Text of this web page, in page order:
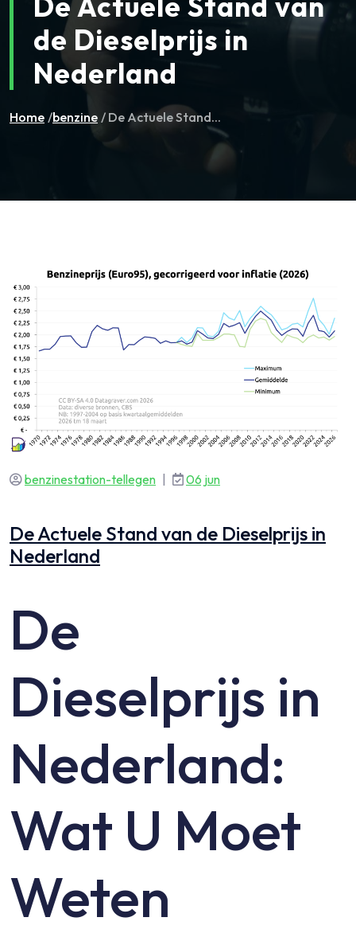
de Dieselprijs in
Nederland
Home /benzine / De Actuele Stand...
benzinestation-tellegen 06 jun
De Actuele Stand van de Dieselprijs in
Nederland
De
Dieselprijs in
Nederland:
Wat U Moet
Weten